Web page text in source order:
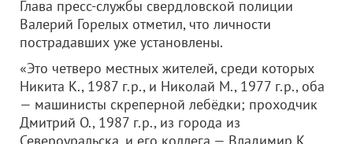
Глава пресс-службы свердловской полиции
Валерий Горелых отметил, что личности
пострадавших уже установлены.
«Это четверо местных жителей, среди которых
Никита К., 1987 г.р., и Николай М., 1977 г.р., оба
— машинисты скреперной лебёдки; проходчик
Дмитрий О., 1987 г.р., из города из